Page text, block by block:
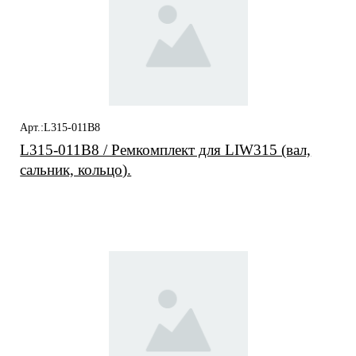
Арт.:L315-011B8
L315-011B8 / Ремкомплект для LIW315 (вал,
сальник, кольцо).